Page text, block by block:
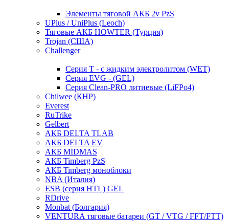
Элементы тяговой АКБ 2v PzS
UPlus / UniPlus (Leoch)
Тяговые АКБ HOWTER (Турция)
Trojan (США)
Challenger
Серия T - с жидким электролитом (WET)
Серия EVG - (GEL)
Серия Clean-PRO литиевые (LiFPo4)
Chilwee (КНР)
Everest
RuTrike
Gelbert
АКБ DELTA TLAB
АКБ DELTA EV
АКБ MIDMAS
АКБ Timberg PzS
АКБ Timberg моноблоки
NBA (Италия)
ESB (серия HTL) GEL
RDrive
Monbat (Болгария)
VENTURA тяговые батареи (GT / VTG / FFT/FTT)